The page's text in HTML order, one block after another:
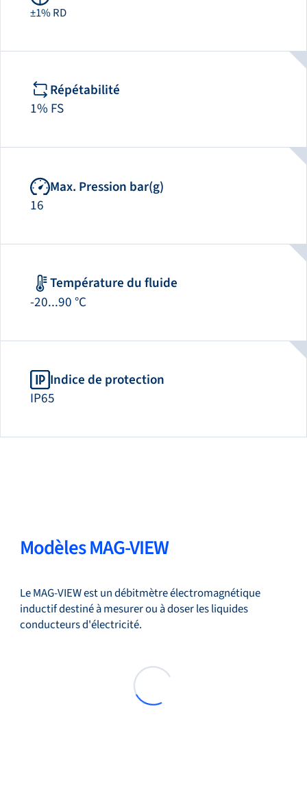
±1% RD
Répétabilité
1% FS
Max. Pression bar(g)
16
Température du fluide
-20...90 °C
Indice de protection
IP65
Modèles MAG-VIEW
Le MAG-VIEW est un débitmètre électromagnétique
inductif destiné à mesurer ou à doser les liquides
conducteurs d'électricité.